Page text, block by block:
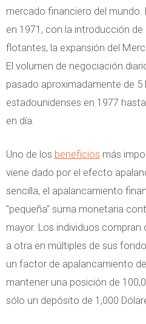
mercado financiero del
en 1971, con la introducción
flotantes, la expansión del
El volumen de negociación
pasado aproximadamente de 5
estadounidenses en 1977
en día.
Uno de los beneficios más
viene dado por el efecto
sencilla, el apalancamiento
"pequeña" suma monetaria
mayor. Los individuos
a otra en múltiples de sus
un factor de apalancamiento
mantener una posición de
sólo un depósito de 1,000